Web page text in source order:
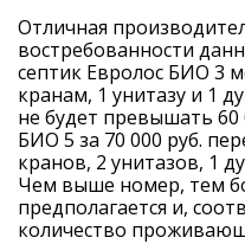
Отличная
востребованности
септик Евролос БИО 3
кранам, 1 унитазу и 1
не будет превышать 60
БИО 5 за 70 000 руб.
кранов, 2 унитазов, 1
Чем выше номер, тем
предполагается и,
количество